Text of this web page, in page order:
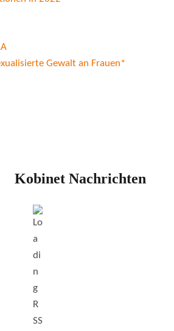
Gewalt an Frauen*
Kobinet Nachrichten